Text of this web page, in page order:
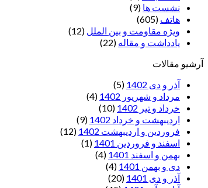
نشست ها (9)
هاتف (605)
ویژه مقاومت و بین الملل (12)
یادداشت‌ و مقاله (22)
آرشیو مقالات
آذر و دی 1402
(5)
مرداد و شهریور 1402
(4)
خرداد و تیر 1402
(10)
اردیبهشت و خرداد 1402
(9)
فروردین و اردیبهشت 1402
(12)
اسفند و فروردین 1401
(1)
بهمن و اسفند 1401
(4)
دی و بهمن 1401
(4)
آذر و دی 1401
(20)